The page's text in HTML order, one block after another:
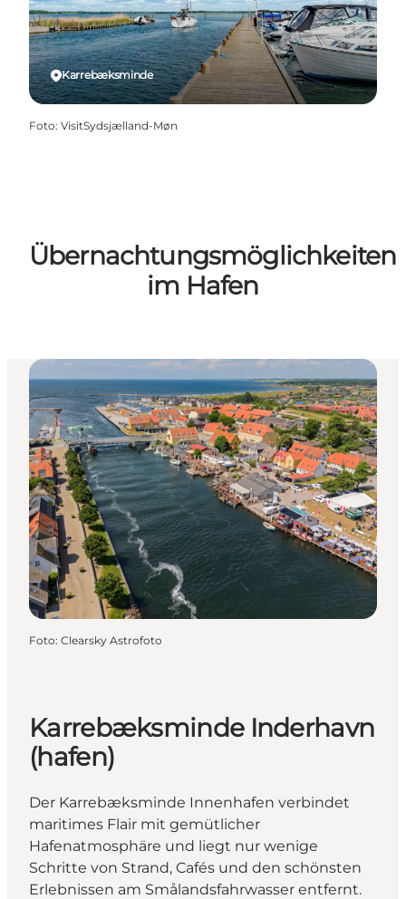
Karrebæksminde
Foto: VisitSydsjælland-Møn
Übernachtungsmöglichkeiten
im Hafen
Foto: Clearsky Astrofoto
Karrebæksminde Inderhavn
(hafen)
Der Karrebæksminde Innenhafen verbindet
maritimes Flair mit gemütlicher
Hafenatmosphäre und liegt nur wenige
Schritte von Strand, Cafés und den schönsten
Erlebnissen am Smålandsfahrwasser entfernt.